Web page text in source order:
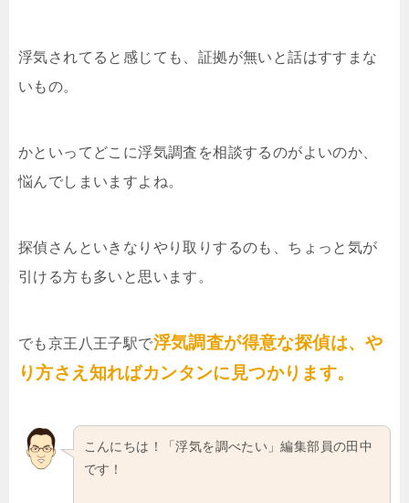
浮気されてると感じても、証拠が無いと話はすすまな
いもの。
かといってどこに浮気調査を相談するのがよいのか、
悩んでしまいますよね。
探偵さんといきなりやり取りするのも、ちょっと気が
引ける方も多いと思います。
でも京王八王子駅で浮気調査が得意な探偵は、や
り方さえ知ればカンタンに見つかります。
こんにちは！「浮気を調べたい」編集部員の田中
です！